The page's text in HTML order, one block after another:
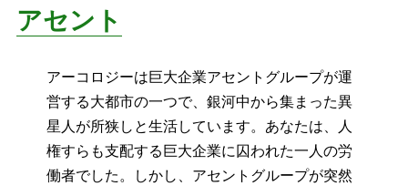
アセント
アーコロジーは巨大企業アセントグループが運
営する大都市の一つで、銀河中から集まった異
星人が所狭しと生活しています。あなたは、人
権すらも支配する巨大企業に囚われた一人の労
働者でした。しかし、アセントグループが突然